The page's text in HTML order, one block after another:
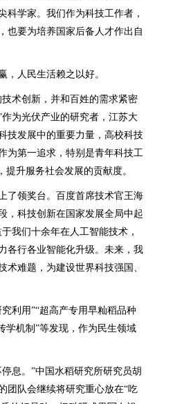
科学家。我们作为科技工作者，
也要为培养国家后备人才作出自
人民生活赖之以好。
术创新，并和百姓的需求紧密
为光伏产业的研究者，江苏大
技发展中的重要力量，高校科技
为第一追求，特别是青年科技工
升服务社会发展的贡献度。
领奖台。百度首席技术官王海
，科技创新在国家发展全局中起
我们十余年在人工智能技术，
各行各业智能化升级。未来，我
难题，为建设世界科技强国、
利用”“超高产专用早籼稻品种
学机制”等发现，作为民生领域
息。”中国水稻研究所研究员胡
团队会继续将研究重心放在“吃